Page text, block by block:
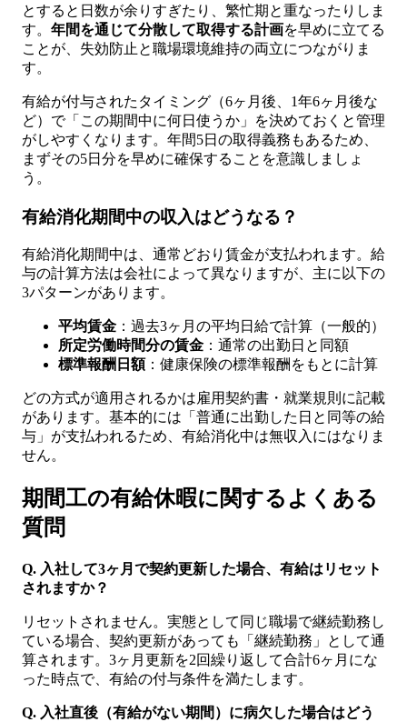
とすると日数が余りすぎたり、繁忙期と重なったりしま
す。 年間を通じて分散して取得する計画を早めに立てる
ことが、失効防止と職場環境維持の両立につながりま
す。
有給が付与されたタイミング（6ヶ月後、1年6ヶ月後な
ど）で「この期間中に何日使うか」を決めておくと管理
がしやすくなります。年間5日の取得義務もあるため、
まずその5日分を早めに確保することを意識しましょ
う。
有給消化期間中の収入はどうなる？
有給消化期間中は、通常どおり賃金が支払われます。給
与の計算方法は会社によって異なりますが、主に以下の
3パターンがあります。
平均賃金 ：過去3ヶ月の平均日給で計算（一般的）
所定労働時間分の賃金 ：通常の出勤日と同額
標準報酬日額：健康保険の標準報酬をもとに計算
どの方式が適用されるかは雇用契約書・就業規則に記載
があります。基本的には「普通に出勤した日と同等の給
与」が支払われるため、有給消化中は無収入にはなりま
せん。
期間工の有給休暇に関するよくある
質問
Q. 入社して3ヶ月で契約更新した場合、有給はリセット
されますか？
リセットされません。実態として同じ職場で継続勤務し
ている場合、契約更新があっても「継続勤務」として通
算されます。3ヶ月更新を2回繰り返して合計6ヶ月にな
った時点で、有給の付与条件を満たします。
Q. 入社直後（有給がない期間）に病欠した場合はどう